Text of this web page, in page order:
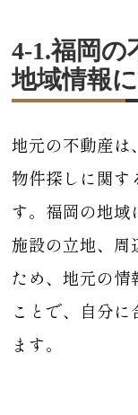
4-1.福岡
地域情報
地元の不動産は
物件探しに関す
す。福岡の地域
施設の立地、周
ため、地元の情
ことで、自分
ます。